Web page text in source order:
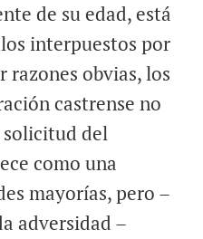
de su edad, está
interpuestos por
razones obvias, los
castrense no
del
como una
mayorías, pero –
adversidad –